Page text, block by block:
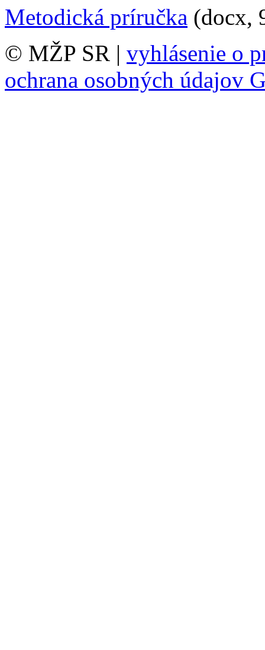
Metodická príručka (docx,
© MŽP SR | vyhlásenie o
ochrana osobných údajov